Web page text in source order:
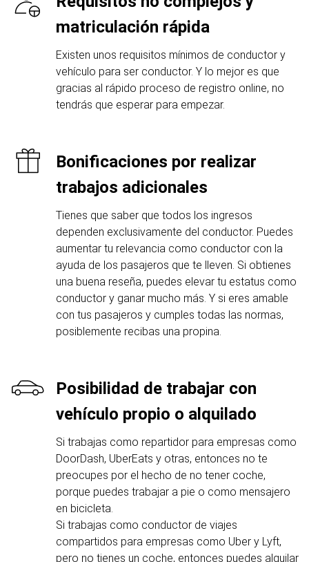
matriculación rápida
Existen unos requisitos mínimos de conductor y
vehículo para ser conductor. Y lo mejor es que
gracias al rápido proceso de registro online, no
tendrás que esperar para empezar.
Bonificaciones por realizar
trabajos adicionales
Tienes que saber que todos los ingresos
dependen exclusivamente del conductor. Puedes
aumentar tu relevancia como conductor con la
ayuda de los pasajeros que te lleven. Si obtienes
una buena reseña, puedes elevar tu estatus como
conductor y ganar mucho más. Y si eres amable
con tus pasajeros y cumples todas las normas,
posiblemente recibas una propina.
Posibilidad de trabajar con
vehículo propio o alquilado
Si trabajas como repartidor para empresas como
DoorDash, UberEats y otras, entonces no te
preocupes por el hecho de no tener coche,
porque puedes trabajar a pie o como mensajero
en bicicleta.
Si trabajas como conductor de viajes
compartidos para empresas como Uber y Lyft,
pero no tienes un coche, entonces puedes alquilar